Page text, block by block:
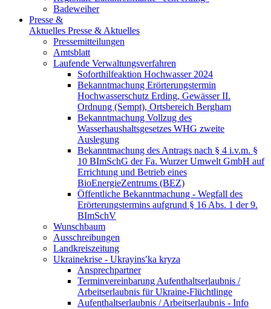
Badeweiher
Presse &
Aktuelles Presse & Aktuelles
Pressemitteilungen
Amtsblatt
Laufende Verwaltungsverfahren
Soforthilfeaktion Hochwasser 2024
Bekanntmachung Erörterungstermin
Hochwasserschutz Erding, Gewässer II.
Ordnung (Sempt), Ortsbereich Bergham
Bekanntmachung Vollzug des
Wasserhaushaltsgesetzes WHG zweite
Auslegung
Bekanntmachung des Antrags nach § 4 i.v.m. §
10 BImSchG der Fa. Wurzer Umwelt GmbH auf
Errichtung und Betrieb eines
BioEnergieZentrums (BEZ)
Öffentliche Bekanntmachung - Wegfall des
Erörterungstermins aufgrund § 16 Abs. 1 der 9.
BImSchV
Wunschbaum
Ausschreibungen
Landkreiszeitung
Ukrainekrise - Ukrayinsʹka kryza
Ansprechpartner
Terminvereinbarung Aufenthaltserlaubnis /
Arbeitserlaubnis für Ukraine-Flüchtlinge
Aufenthaltserlaubnis / Arbeitserlaubnis - Info